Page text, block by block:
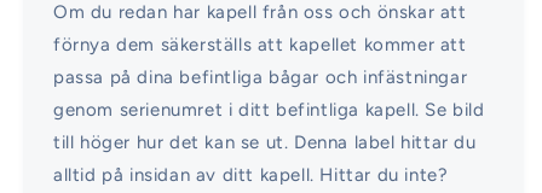
Om du redan har kapell från oss och önskar att
förnya dem säkerställs att kapellet kommer att
passa på dina befintliga bågar och infästningar
genom serienumret i ditt befintliga kapell. Se bild
till höger hur det kan se ut. Denna label hittar du
alltid på insidan av ditt kapell. Hittar du inte?